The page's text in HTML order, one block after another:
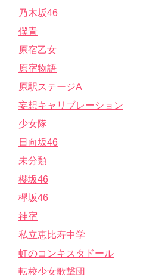
乃木坂46
僕青
原宿乙女
原宿物語
原駅ステージA
妄想キャリブレーション
少女隊
日向坂46
未分類
櫻坂46
欅坂46
神宿
私立恵比寿中学
虹のコンキスタドール
転校少女歌撃団